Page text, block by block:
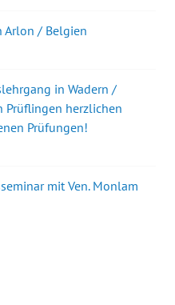
Arlon / Belgien
in Wadern /
Prüflingen herzlichen
Prüfungen!
mit Ven. Monlam